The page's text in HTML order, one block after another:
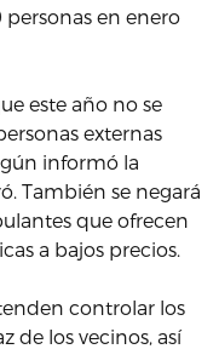
en enero
este año no se
externas
informó la
También se negará
que ofrecen
a bajos precios.
controlar los
de los vecinos, así